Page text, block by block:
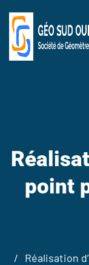
point
Réalisation